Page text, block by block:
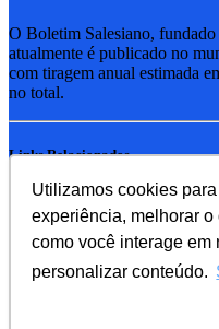
Utilizamos cookies
experiência, melhorar
como você interage em
personalizar conteúdo.
O Boletim Salesiano,
atualmente é publicado no
com tiragem anual estimada
no total.
Links Relacionados
RSB - Rede Salesiana
EDEBE - Editora
UPV - União pela Vida
Familia Salesiana
SDB - Salesianos de